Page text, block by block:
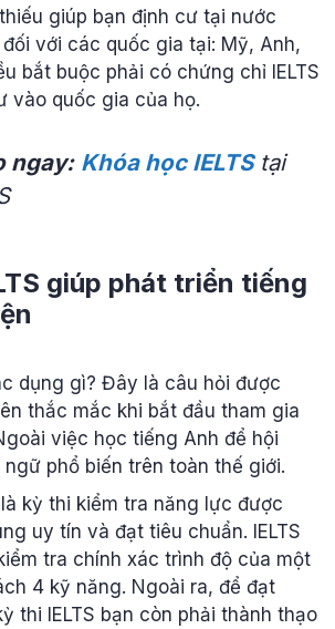
giúp bạn định cư tại nước
với các quốc gia tại: Mỹ, Anh,
bắt buộc phải có chứng chỉ IELTS
vào quốc gia của họ.
ngay: Khóa học IELTStại
giúp phát triển tiếng
dụng gì? Đây là câu hỏi được
thắc mắc khi bắt đầu tham gia
việc học tiếng Anh để hội
phổ biến trên toàn thế giới.
là kỳ thi kiểm tra năng lực được
uy tín và đạt tiêu chuẩn. IELTS
tra chính xác trình độ của một
4 kỹ năng. Ngoài ra, để đạt
thi IELTS bạn còn phải thành thạo